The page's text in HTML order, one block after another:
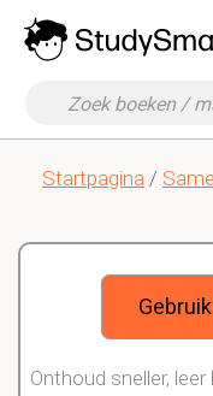
Startpagina /
Onthoud sneller,